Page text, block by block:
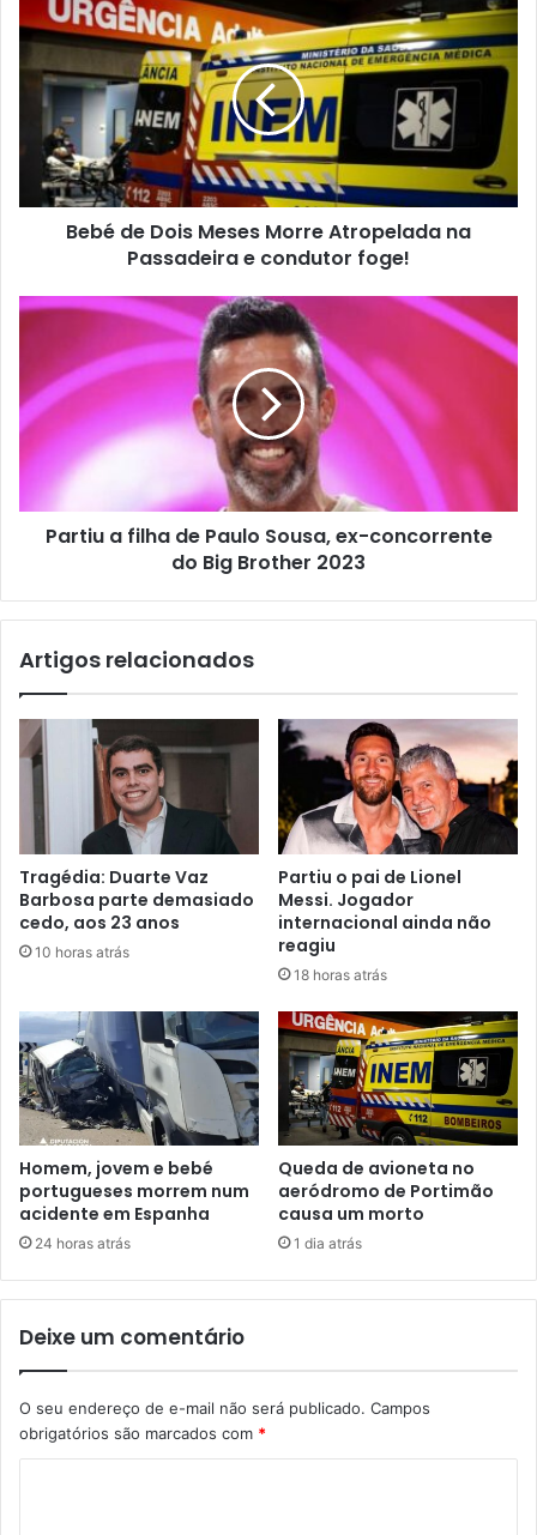
Bebé de Dois Meses Morre Atropelada na
Passadeira e condutor foge!
Partiu a filha de Paulo Sousa, ex-concorrente
do Big Brother 2023
Artigos relacionados
Tragédia: Duarte Vaz
Barbosa parte demasiado
cedo, aos 23 anos
10 horas atrás
Partiu o pai de Lionel
Messi. Jogador
internacional ainda não
reagiu
18 horas atrás
Homem, jovem e bebé
portugueses morrem num
acidente em Espanha
24 horas atrás
Queda de avioneta no
aeródromo de Portimão
causa um morto
1 dia atrás
Deixe um comentário
O seu endereço de e-mail não será publicado. Campos
obrigatórios são marcados com *